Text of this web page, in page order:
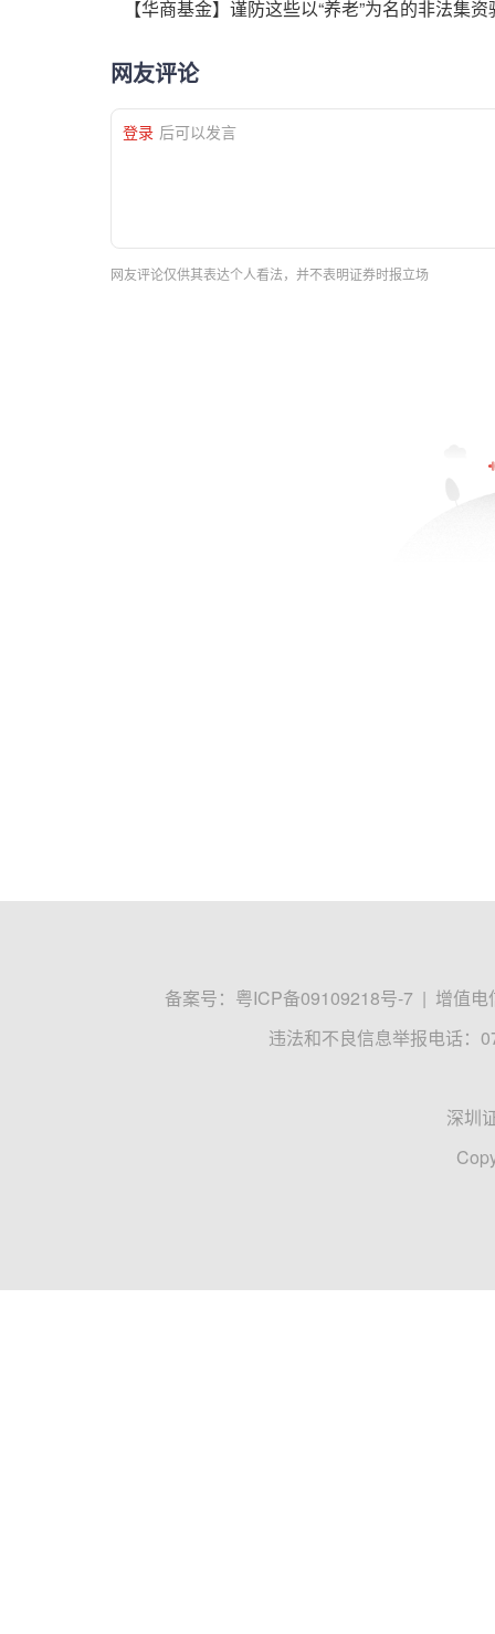
【华商基金】谨防这些以“养老”为名的非法集资
网友评论
登录 后可以发言
网友评论仅供其表达个人看法，并不表明证券时报立场
备案号： 粤ICP备09109218号-7 | 增值电
违法和不良信息举报电话：
深圳